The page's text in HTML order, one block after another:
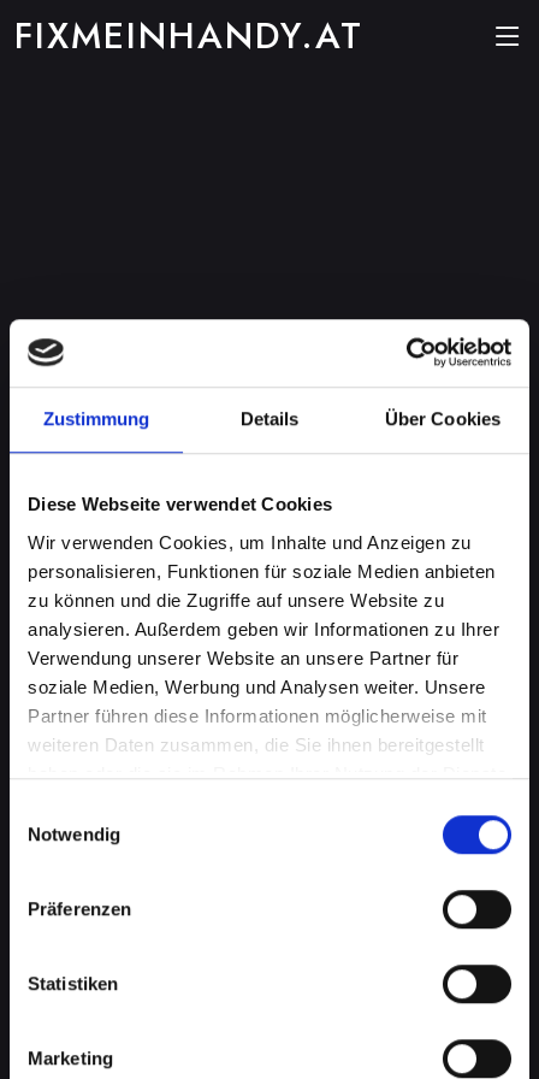
Zustimmung Details Über Cookies
Diese Webseite verwendet Cookies
Wir verwenden Cookies, um Inhalte und Anzeigen zu
personalisieren, Funktionen für soziale Medien anbieten
zu können und die Zugriffe auf unsere Website zu
analysieren. Außerdem geben wir Informationen zu Ihrer
Verwendung unserer Website an unsere Partner für
soziale Medien, Werbung und Analysen weiter. Unsere
Partner führen diese Informationen möglicherweise mit
weiteren Daten zusammen, die Sie ihnen bereitgestellt
haben oder die sie im Rahmen Ihrer Nutzung der Dienste
Notwendig
Präferenzen
Statistiken
Marketing
FIXMEINHANDY.AT
Ladebuchsenprobleme bei
Ihrem IPHONE-12-PRO-MAX in
Franking? Schnelle Reparatur
Ein häufiges Problem bei Smartphones ist die
bedeuten, dass Ihr IPHONE-12-PRO-MAX nicht